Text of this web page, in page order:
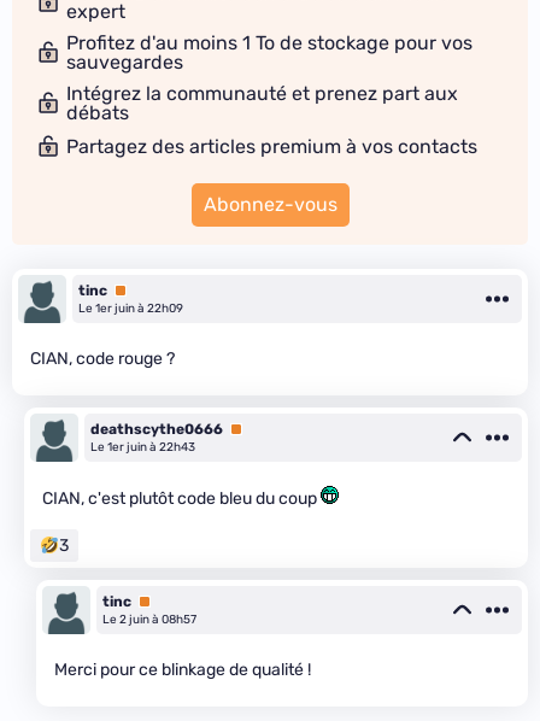
expert
Profitez d'au moins 1 To de stockage pour vos
sauvegardes
Intégrez la communauté et prenez part aux
débats
Partagez des articles premium à vos contacts
Abonnez-vous
tinc Premium
Le 1er juin à 22h09
CIAN, code rouge ?
deathscythe0666 Premium
Le 1er juin à 22h43
CIAN, c'est plutôt code bleu du coup
3
tinc Premium
Le 2 juin à 08h57
Merci pour ce blinkage de qualité !